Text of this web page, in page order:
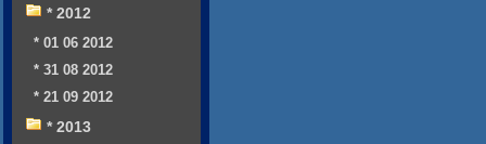
* 2012
* 01 06 2012
* 31 08 2012
* 21 09 2012
* 2013